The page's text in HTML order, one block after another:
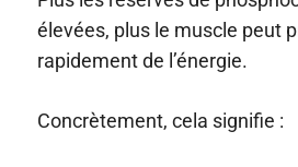
élevées, plus le muscle peut
rapidement de l’énergie.
Concrètement, cela signifie :